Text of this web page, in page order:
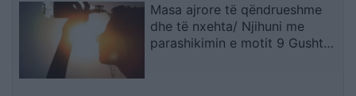
Masa ajrore të qëndrueshme
dhe të nxehta/ Njihuni me
parashikimin e motit 9 Gusht